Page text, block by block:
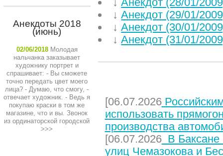
Анекдоты 2018
(июнь)
02/06/2018 Молодая
нальчанка заказывает
художнику портрет и
спрашивает: - Вы сможете
точно передать цвет моего
лица? - Думаю, что смогу, -
отвечает художник. - Ведь я
покупаю краски в том же
магазине, что и вы. Звонок
из ординаторской городской
>>>
↓Анекдот (29/01/
↓Анекдот (30/01/
↓Анекдот (31/01/
[06.07.2026
использовать
производства
[06.07.2026В Баксане
улиц Чемазокова и